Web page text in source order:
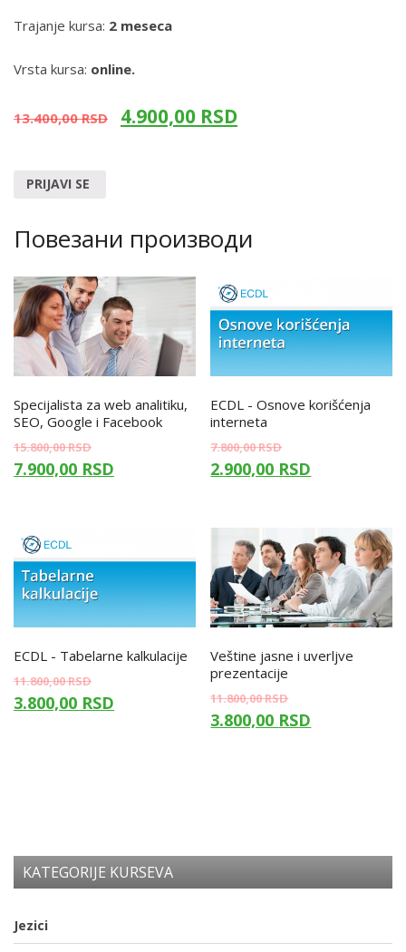
Trajanje kursa: 2 meseca
Vrsta kursa: online.
13.400,00RSD 4.900,00 RSD
PRIJAVI SE
Повезани производи
Specijalista za web analitiku,
SEO, Google i Facebook
15.800,00RSD
7.900,00 RSD
ECDL - Osnove korišćenja
interneta
7.800,00RSD
2.900,00 RSD
ECDL - Tabelarne kalkulacije
11.800,00RSD
3.800,00 RSD
Veštine jasne i uverljve
prezentacije
11.800,00RSD
3.800,00 RSD
KATEGORIJE KURSEVA
Jezici